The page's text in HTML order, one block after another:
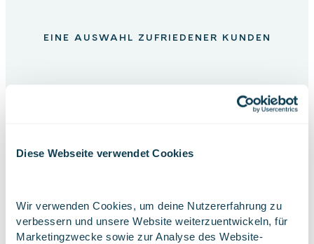
Diese Webseite verwendet Cookies
Wir verwenden Cookies, um deine Nutzererfahrung zu
verbessern und unsere Website weiterzuentwickeln, für
Marketingzwecke sowie zur Analyse des Website-
EINE AUSWAHL ZUFRIEDENER KUNDEN
Metso-
outotec